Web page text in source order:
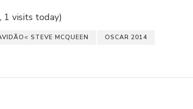
1 visits today)
STEVE MCQUEEN OSCAR 2014